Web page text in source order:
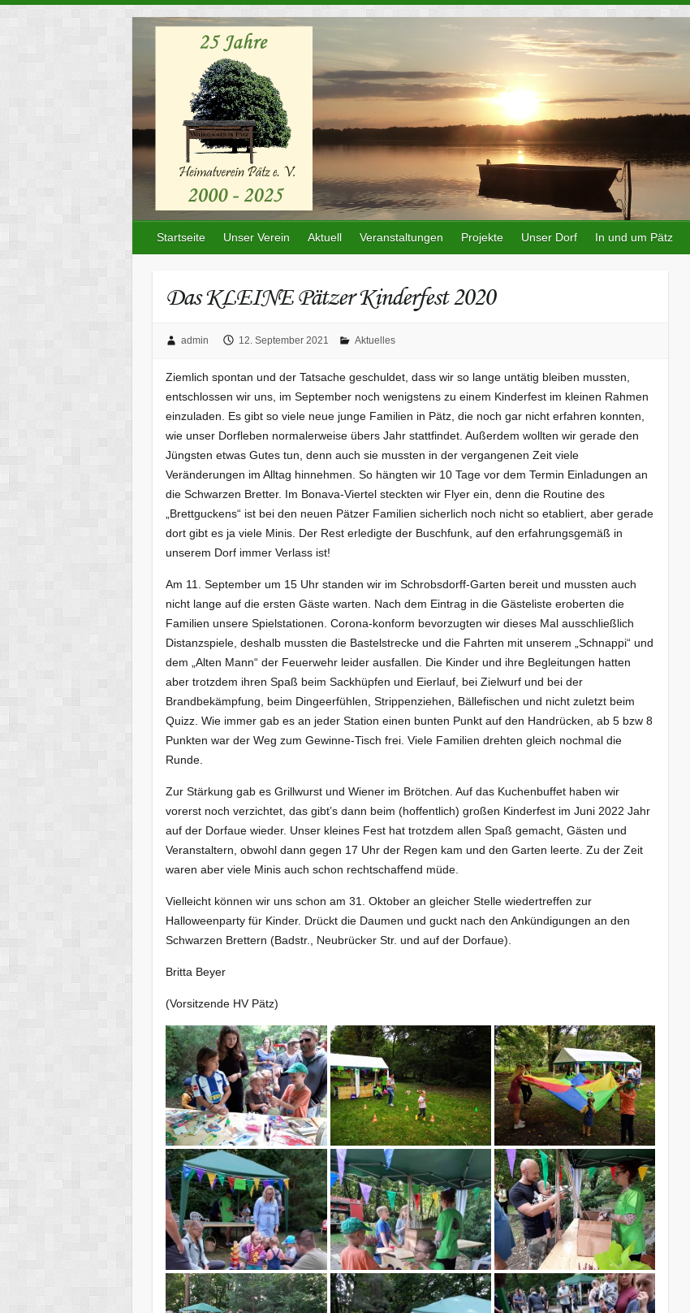
content
Startseite Unser Verein Aktuell Veranstaltungen Projekte Unser Dorf In und um Pätz
Das KLEINE Pätzer Kinderfest 2020
admin 12. September 2021 Aktuelles
Ziemlich spontan und der Tatsache geschuldet, dass wir so lange untätig bleiben mussten,
entschlossen wir uns, im September noch wenigstens zu einem Kinderfest im kleinen Rahmen
einzuladen. Es gibt so viele neue junge Familien in Pätz, die noch gar nicht erfahren konnten,
wie unser Dorfleben normalerweise übers Jahr stattfindet. Außerdem wollten wir gerade den
Jüngsten etwas Gutes tun, denn auch sie mussten in der vergangenen Zeit viele
Veränderungen im Alltag hinnehmen. So hängten wir 10 Tage vor dem Termin Einladungen an
die Schwarzen Bretter. Im Bonava-Viertel steckten wir Flyer ein, denn die Routine des
„Brettguckens“ ist bei den neuen Pätzer Familien sicherlich noch nicht so etabliert, aber gerade
dort gibt es ja viele Minis. Der Rest erledigte der Buschfunk, auf den erfahrungsgemäß in
unserem Dorf immer Verlass ist!
Am 11. September um 15 Uhr standen wir im Schrobsdorff-Garten bereit und mussten auch
nicht lange auf die ersten Gäste warten. Nach dem Eintrag in die Gästeliste eroberten die
Familien unsere Spielstationen. Corona-konform bevorzugten wir dieses Mal ausschließlich
Distanzspiele, deshalb mussten die Bastelstrecke und die Fahrten mit unserem „Schnappi“ und
dem „Alten Mann“ der Feuerwehr leider ausfallen. Die Kinder und ihre Begleitungen hatten
aber trotzdem ihren Spaß beim Sackhüpfen und Eierlauf, bei Zielwurf und bei der
Brandbekämpfung, beim Dingeerfühlen, Strippenziehen, Bällefischen und nicht zuletzt beim
Quizz. Wie immer gab es an jeder Station einen bunten Punkt auf den Handrücken, ab 5 bzw 8
Punkten war der Weg zum Gewinne-Tisch frei. Viele Familien drehten gleich nochmal die
Runde.
Zur Stärkung gab es Grillwurst und Wiener im Brötchen. Auf das Kuchenbuffet haben wir
vorerst noch verzichtet, das gibt’s dann beim (hoffentlich) großen Kinderfest im Juni 2022 Jahr
auf der Dorfaue wieder. Unser kleines Fest hat trotzdem allen Spaß gemacht, Gästen und
Veranstaltern, obwohl dann gegen 17 Uhr der Regen kam und den Garten leerte. Zu der Zeit
waren aber viele Minis auch schon rechtschaffend müde.
Vielleicht können wir uns schon am 31. Oktober an gleicher Stelle wiedertreffen zur
Halloweenparty für Kinder. Drückt die Daumen und guckt nach den Ankündigungen an den
Schwarzen Brettern (Badstr., Neubrücker Str. und auf der Dorfaue).
Britta Beyer
(Vorsitzende HV Pätz)